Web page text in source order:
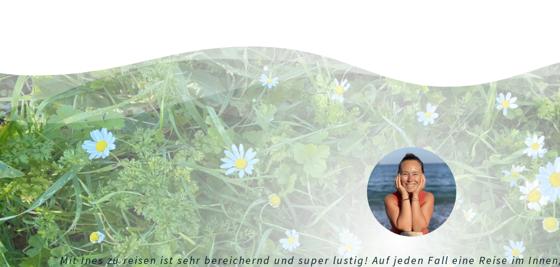
Mit Ines zu reisen ist sehr bereichernd und super lustig! Auf jeden Fall eine Reise im